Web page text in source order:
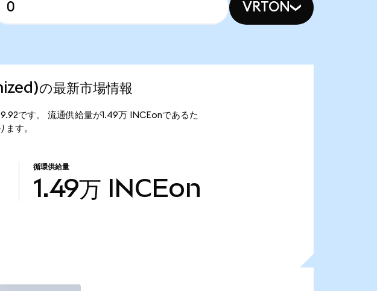
VRTON
の最新市場情報
です。 流通供給量が1.49万 INCEonであるた
す。
循環供給量
1.49万 INCEon